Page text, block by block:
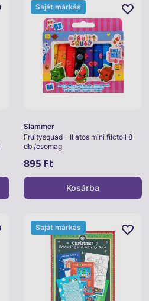
Slammer
Fruitysquad - Illatos mini filctoll 8
db /csomag
895 Ft
Saját márkás
Kosárba
Saját márkás